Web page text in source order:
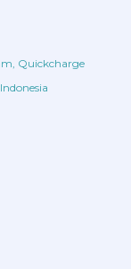
Quickcharge